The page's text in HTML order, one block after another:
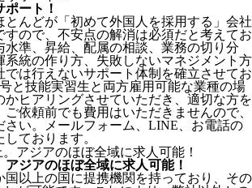
ート！
とんどが 「初めて外国人を採用する」 会社
すので、不安点の解消は必須だと考えてお
水準、昇給、配属の相談、業務の切り分
系統の作り方、失敗しないマネジメント方
では行えないサポート体制 を確立させてお
と技能実習生と両方雇用可能な業種の場
かヒアリングさせていただき、適切な方を
依頼前でも費用はいただきませんので、
さい。メールフォーム、LINE、お電話の
ております。
ジアのほぼ全域に求人可能！
国以上の国に提携機関を持っており、その